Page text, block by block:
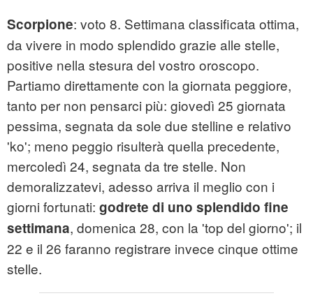
Scorpione: voto 8. Settimana classificata ottima,
da vivere in modo splendido grazie alle stelle,
positive nella stesura del vostro oroscopo.
Partiamo direttamente con la giornata peggiore,
tanto per non pensarci più: giovedì 25 giornata
pessima, segnata da sole due stelline e relativo
'ko'; meno peggio risulterà quella precedente,
mercoledì 24, segnata da tre stelle. Non
demoralizzatevi, adesso arriva il meglio con i
giorni fortunati: godrete di uno splendido fine
settimana, domenica 28, con la 'top del giorno'; il
22 e il 26 faranno registrare invece cinque ottime
stelle.